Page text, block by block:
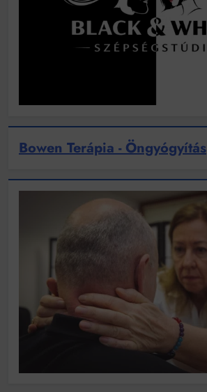
Bowen Terápia - Öngyógyítás